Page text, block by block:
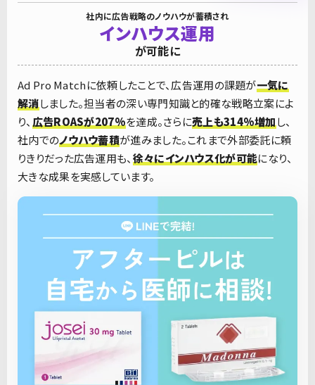
社内に広告戦略のノウハウが蓄積され
インハウス運用
が可能に
Ad Pro Matchに依頼したことで、広告運用の課題が一気に
解消しました。担当者の深い専門知識と的確な戦略立案によ
り、広告ROASが207%を達成。さらに売上も314%増加し、
社内でのノウハウ蓄積が進みました。これまで外部委託に頼
りきりだった広告運用も、徐々にインハウス化が可能になり、
大きな成果を実感しています。